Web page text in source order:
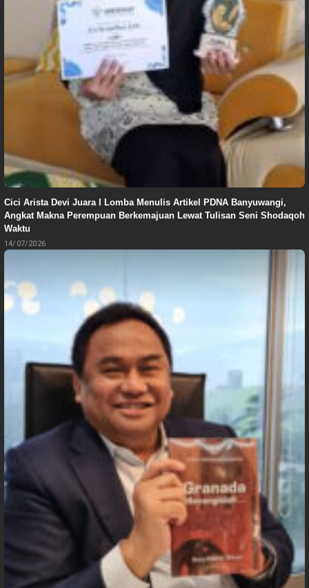
Cici Arista Devi Juara I Lomba Menulis Artikel PDNA Banyuwangi,
Angkat Makna Perempuan Berkemajuan Lewat Tulisan Seni Shodaqoh
Waktu
14/07/2026